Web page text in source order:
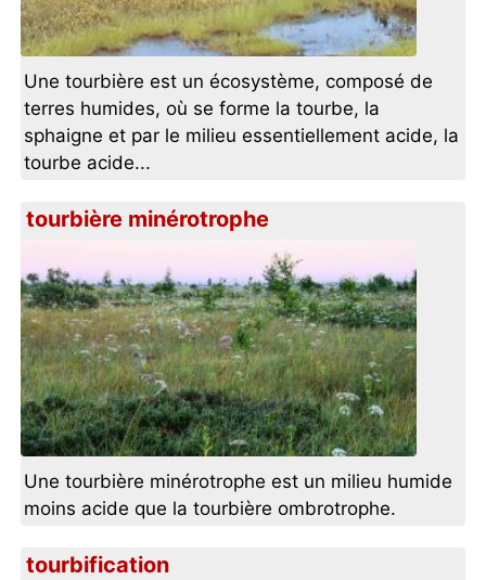
Une tourbière est un écosystème, composé de
terres humides, où se forme la tourbe, la
sphaigne et par le milieu essentiellement acide, la
tourbe acide...
tourbière minérotrophe
Une tourbière minérotrophe est un milieu humide
moins acide que la tourbière ombrotrophe.
tourbification